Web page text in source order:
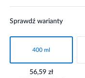
Sprawdź warianty
400 ml
56,59 zł